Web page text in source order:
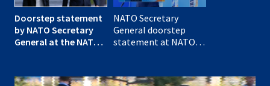
Doorstep statement
by NATO Secretary
General at the NATO
NATO Secretary
General doorstep
statement at NATO